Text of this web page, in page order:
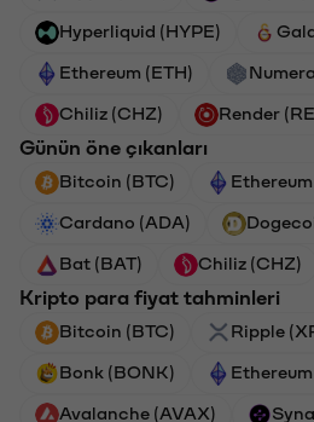
Hyperliquid (HYPE)
Ethereum (ETH)
Chiliz (CHZ) Render
Günün öne çıkanları
Bitcoin (BTC)
Cardano (ADA)
Bat (BAT) Chiliz (CHZ)
Kripto para fiyat tahminleri
Bitcoin (BTC) Ripple
Bonk (BONK)
Avalanche (AVAX)